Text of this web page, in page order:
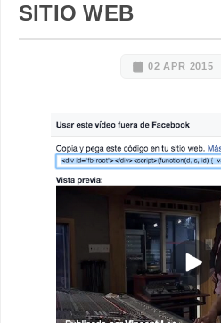
SITIO WEB
02 APR 2015